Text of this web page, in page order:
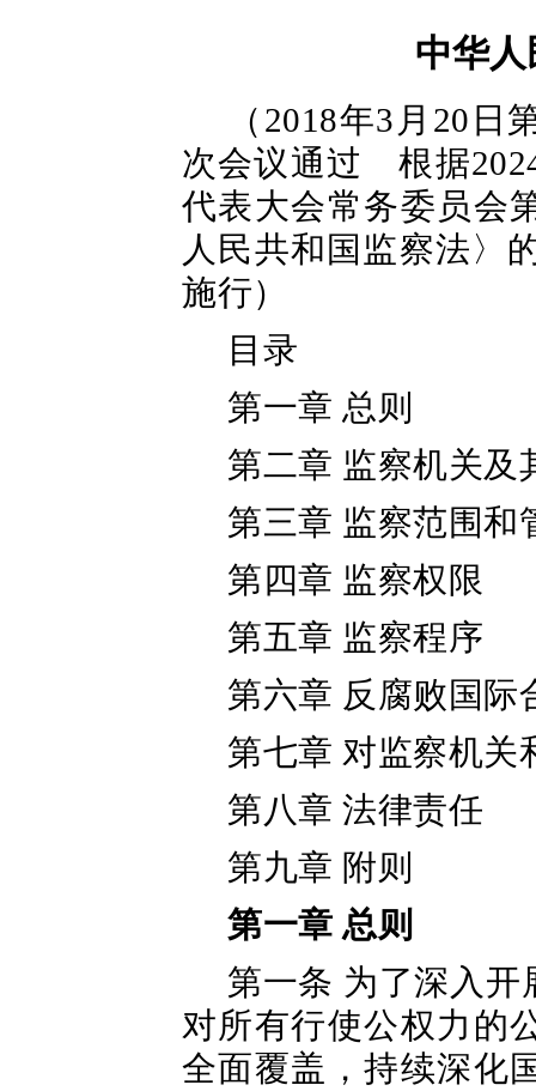
中华
（2018年3月20
次会议通过 根据
代表大会常务委员会
人民共和国监察法〉
施行）
目录
第一章 总则
第二章 监察机关及
第三章 监察范围和
第四章 监察权限
第五章 监察程序
第六章 反腐败国际
第七章 对监察机关
第八章 法律责任
第九章 附则
第一章 总则
第一条 为了深入
对所有行使公权力的
全面覆盖，持续深化